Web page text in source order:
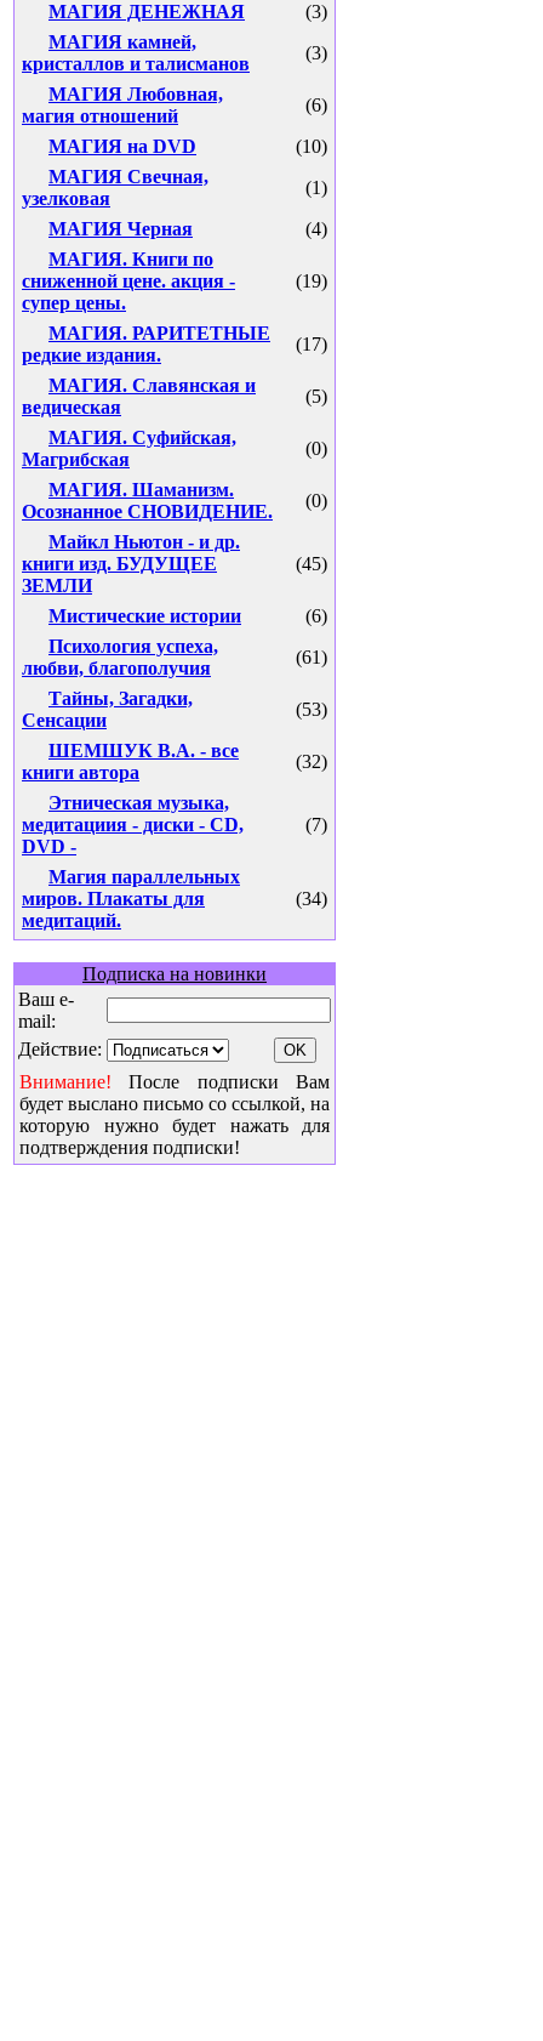
МАГИЯ ДЕНЕЖНАЯ
(3)
МАГИЯ камней,
кристаллов и талисманов
(3)
МАГИЯ Любовная,
магия отношений
(6)
МАГИЯ на DVD
(10)
МАГИЯ Свечная,
узелковая
(1)
МАГИЯ Черная
(4)
МАГИЯ. Книги по
сниженной цене. акция -
супер цены.
(19)
МАГИЯ. РАРИТЕТНЫЕ
редкие издания.
(17)
МАГИЯ. Славянская и
ведическая
(5)
МАГИЯ. Суфийская,
Магрибская
(0)
МАГИЯ. Шаманизм.
Осознанное СНОВИДЕНИЕ.
(0)
Майкл Ньютон - и др.
книги изд. БУДУЩЕЕ
ЗЕМЛИ
(45)
Мистические истории
(6)
Психология успеха,
любви, благополучия
(61)
Тайны, Загадки,
Сенсации
(53)
ШЕМШУК В.А. - все
книги автора
(32)
Этническая музыка,
медитациия - диски - CD,
DVD -
(7)
Магия параллельных
миров. Плакаты для
медитаций.
(34)
Подписка на новинки
Ваш e-
mail:
Действие:
Внимание! После подписки Вам
будет выслано письмо со ссылкой, на
которую нужно будет нажать для
подтверждения подписки!